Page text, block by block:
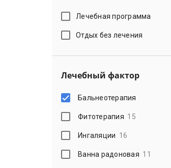
Лечебная программа
Отдых без лечения
Лечебный фактор
Бальнеотерапия
Фитотерапия 15
Ингаляции 16
Ванна радоновая 11